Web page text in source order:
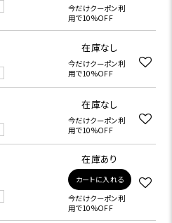
今だけクーポン利
用で10%OFF
在庫なし
今だけクーポン利
用で10%OFF
在庫なし
今だけクーポン利
用で10%OFF
在庫あり
カートに入れる
今だけクーポン利
用で10%OFF